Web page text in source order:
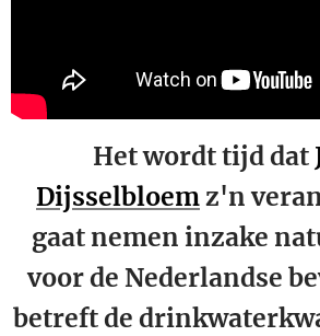
Het wordt tijd dat
Dijsselbloemz'n
gaat nemen inzake
voor de Nederlandse
betreft de